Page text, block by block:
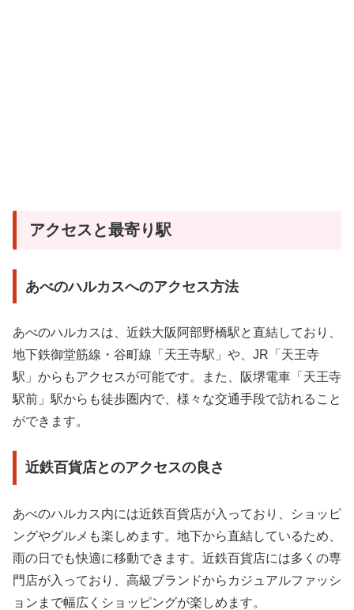
アクセスと最寄り駅
あべのハルカスへのアクセス方法
あべのハルカスは、近鉄大阪阿部野橋駅と直結しており、
地下鉄御堂筋線・谷町線「天王寺駅」や、JR「天王寺
駅」からもアクセスが可能です。また、阪堺電車「天王寺
駅前」駅からも徒歩圏内で、様々な交通手段で訪れること
ができます。
近鉄百貨店とのアクセスの良さ
あべのハルカス内には近鉄百貨店が入っており、ショッピ
ングやグルメも楽しめます。地下から直結しているため、
雨の日でも快適に移動できます。近鉄百貨店には多くの専
門店が入っており、高級ブランドからカジュアルファッシ
ョンまで幅広くショッピングが楽しめます。